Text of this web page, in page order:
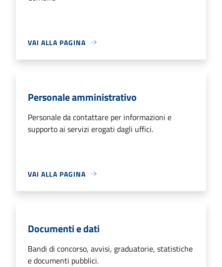
VAI ALLA PAGINA
Personale amministrativo
Personale da contattare per informazioni e
supporto ai servizi erogati dagli uffici.
VAI ALLA PAGINA
Documenti e dati
Bandi di concorso, avvisi, graduatorie, statistiche
e documenti pubblici.